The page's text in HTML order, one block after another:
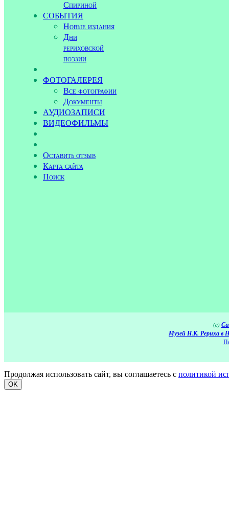
Спириной
СОБЫТИЯ
Новые издания
Дни
рериховской
поэзии
ФОТОГАЛЕРЕЯ
Все фотографии
Документы
АУДИОЗАПИСИ
ВИДЕОФИЛЬМЫ
Оставить отзыв
Карта сайта
Поиск
(c)
Музей Н.К. Рериха в
Продолжая использовать сайт, вы соглашаетесь с политикой
OK